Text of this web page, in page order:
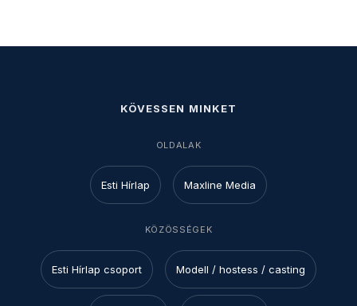
KÖVESSEN MINKET
OLDALAK
Esti Hírlap Maxline Media
KÖZÖSSÉGEK
Esti Hírlap csoport Modell / hostess / casting